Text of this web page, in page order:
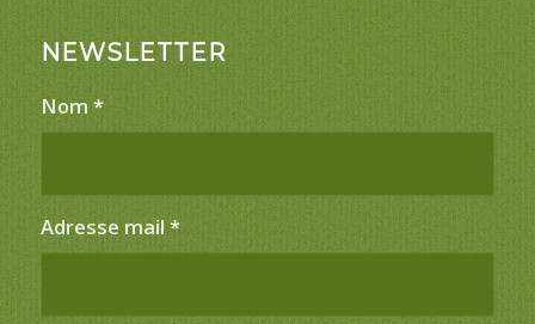
NEWSLETTER
Nom *
Adresse mail *